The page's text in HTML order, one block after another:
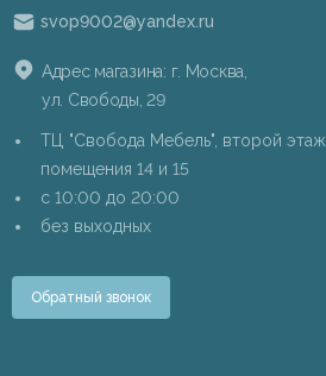
svop9002@yandex.ru
Адрес магазина: г. Москва,
ул. Свободы, 29
ТЦ "Свобода Мебель", второй этаж,
помещения 14 и 15
c 10:00 до 20:00
без выходных
Обратный звонок